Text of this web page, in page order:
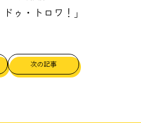
ゥ・トロワ！」
次の記事